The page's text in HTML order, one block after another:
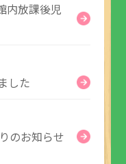
内放課後児
した
のお知らせ